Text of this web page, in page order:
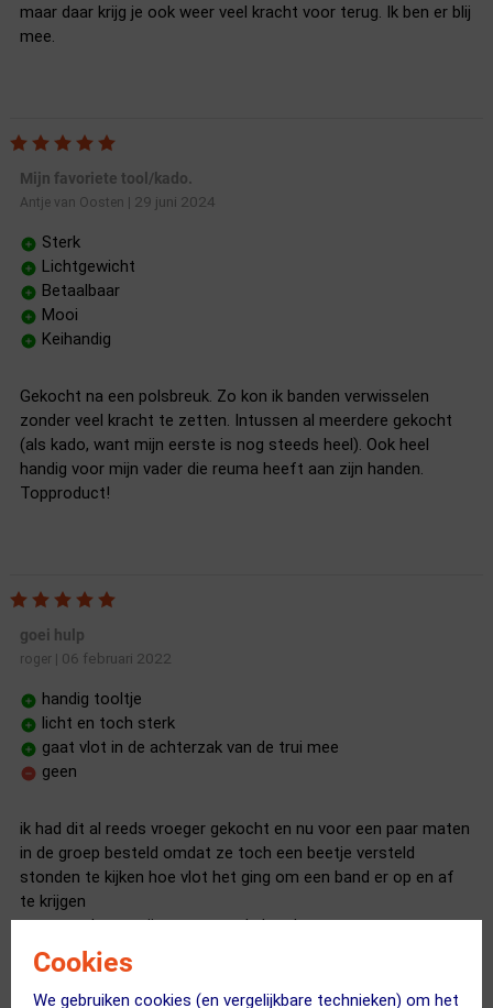
Cookies
We gebruiken cookies (en vergelijkbare technieken) om het
maar daar krijg je ook weer veel kracht voor terug. Ik ben er blij
mee.
Mijn favoriete tool/kado.
Antje van Oosten 29 juni 2024
Sterk
Lichtgewicht
Betaalbaar
Mooi
Keihandig
Gekocht na een polsbreuk. Zo kon ik banden verwisselen
zonder veel kracht te zetten. Intussen al meerdere gekocht
(als kado, want mijn eerste is nog steeds heel). Ook heel
handig voor mijn vader die reuma heeft aan zijn handen.
Topproduct!
goei hulp
roger| 06 februari 2022
handig tooltje
licht en toch sterk
gaat vlot in de achterzak van de trui mee
geen
ik had dit al reeds vroeger gekocht en nu voor een paar maten
in de groep besteld omdat ze toch een beetje versteld
stonden te kijken hoe vlot het ging om een band er op en af
te krijgen
super tool geen pijn meer aan de handen